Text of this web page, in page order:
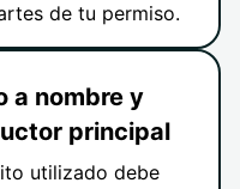
de tu permiso.
a nombre y
principal
utilizado debe